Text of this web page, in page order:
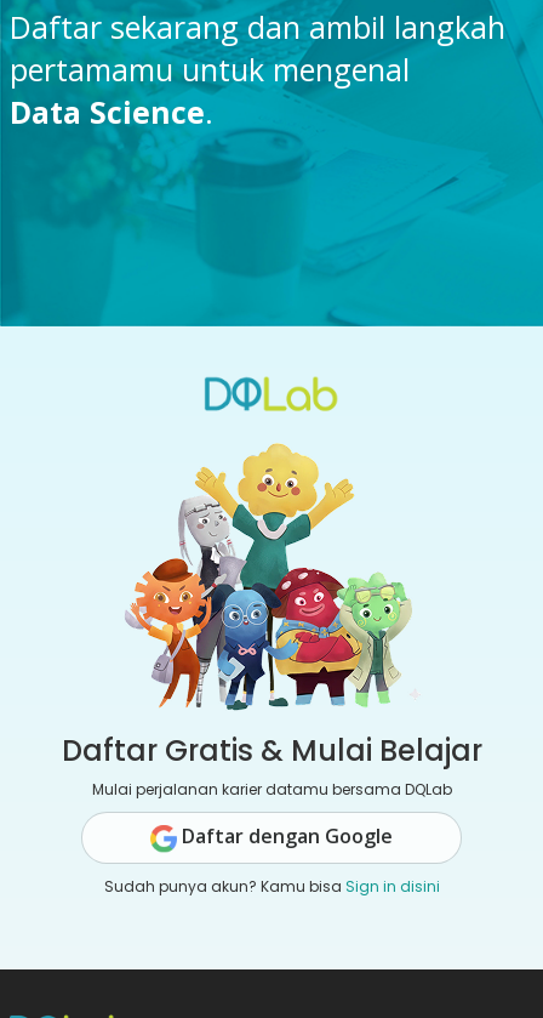
Daftar sekarang dan ambil langkah
pertamamu untuk mengenal
Data Science.
Daftar Gratis & Mulai Belajar
Mulai perjalanan karier datamu bersama DQLab
Daftar dengan Google
Sudah punya akun? Kamu bisa Sign in disini